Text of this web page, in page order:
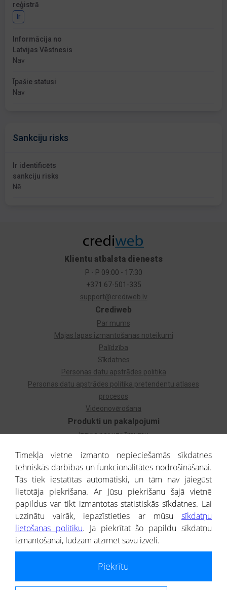
reģistrā
Ir
Informācija no
Latvijas Vēstnesis
Nav
Īpašie statusi
Nav
Sankciju risks
Ir identificēts
sankciju risks
Nē
Produkti un pakalpojumi
Izziņa par uzņēmumu
Dzimtas koks
Uzņēmumu atlase
Monitorings
Kredītizziņa par ārvalstu uzņēmumiem
Crediweb
Par mums
Mājas lapas izmantošanas noteikumi
Palīdzība
Sīkdatnes
Personas datu apstrādes politika
Personas datu apstrādes politika pretendentu atlases
procesos
Videonovērošana
Klientu atbalsta dienests
P - P 09:00 - 17:30
+371 67-501-335
support@crediweb.lv
® CREDITREFORM Latvija
SIA
Portāla ietvaros saņemtajai informācijai ir uzziņas raksturs, un tai nav
Tīmekļa vietne izmanto nepieciešamās sīkdatnes
tehniskās darbības un funkcionalitātes nodrošināšanai.
Tās tiek iestatītas automātiski, un tām nav jāiegūst
lietotāja piekrišana. Ar Jūsu piekrišanu šajā vietnē
papildus var tikt izmantotas statistiskās sīkdatnes. Lai
uzzinātu vairāk, iepazīstieties ar mūsu sīkdatņu
lietošanas politiku. Ja piekrītat šo papildu sīkdatņu
izmantošanai, lūdzam atzīmēt savu izvēli.
Piekrītu